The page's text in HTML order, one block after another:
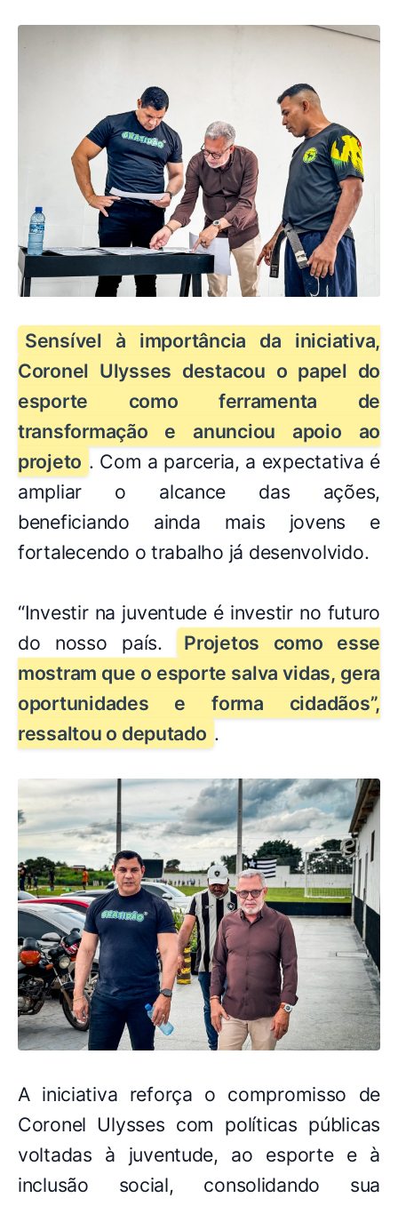
Sensível à importância da iniciativa,
Coronel Ulysses destacou o papel do
esporte como ferramenta de
transformação e anunciou apoio ao
projeto . Com a parceria, a expectativa é
ampliar o alcance das ações,
beneficiando ainda mais jovens e
fortalecendo o trabalho já desenvolvido.
“Investir na juventude é investir no futuro
do nosso país.
Projetos como esse
mostram que o esporte salva vidas, gera
oportunidades e forma cidadãos”,
ressaltou o deputado .
A iniciativa reforça o compromisso de
Coronel Ulysses com políticas públicas
voltadas à juventude, ao esporte e à
inclusão social, consolidando sua